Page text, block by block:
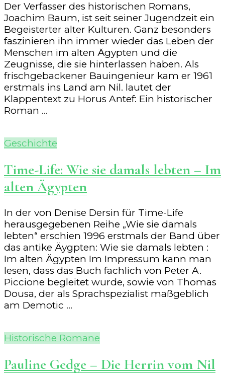
Der Verfasser des historischen Romans,
Joachim Baum, ist seit seiner Jugendzeit ein
Begeisterter alter Kulturen. Ganz besonders
faszinieren ihn immer wieder das Leben der
Menschen im alten Ägypten und die
Zeugnisse, die sie hinterlassen haben. Als
frischgebackener Bauingenieur kam er 1961
erstmals ins Land am Nil. lautet der
Klappentext zu Horus Antef: Ein historischer
Roman …
Geschichte
Time-Life: Wie sie damals lebten – Im
alten Ägypten
In der von Denise Dersin für Time-Life
herausgegebenen Reihe „Wie sie damals
lebten“ erschien 1996 erstmals der Band über
das antike Äygpten: Wie sie damals lebten :
Im alten Ägypten Im Impressum kann man
lesen, dass das Buch fachlich von Peter A.
Piccione begleitet wurde, sowie von Thomas
Dousa, der als Sprachspezialist maßgeblich
am Demotic …
Historische Romane
Pauline Gedge – Die Herrin vom Nil